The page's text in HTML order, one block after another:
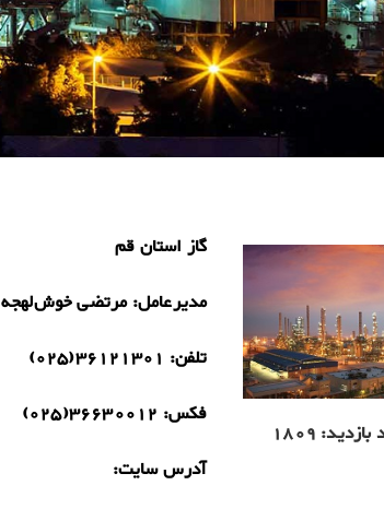
بازدید: 1809
گاز استان قم
مدیرعامل:مرتضی خوش‌لهجه
تلفن: 36121301(025)
فکس: 36630012(025)
آدرس سایت: